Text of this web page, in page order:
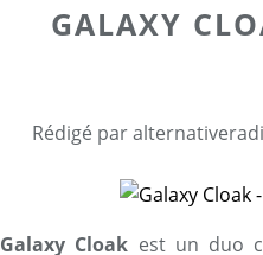
GALAXY
Rédigé par
Galaxy Cloak est un duo